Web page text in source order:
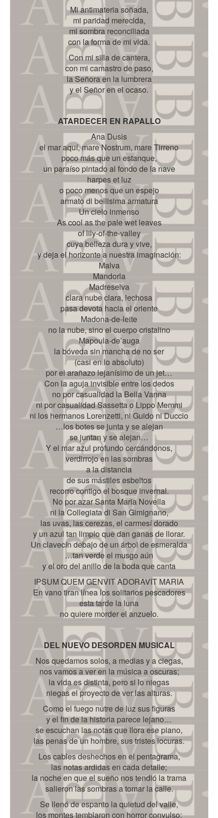
Mi antimateria soñada,
mi paridad merecida,
mi sombra reconciliada
con la forma de mi vida.
Con mi silla de cantera,
con mi camastro de paso,
la Señora en la lumbrera
y el Señor en el ocaso.
ATARDECER EN RAPALLO
Ana Dusis
el mar aquí, mare Nostrum, mare Tirreno
poco más que un estanque,
un paraíso pintado al fondo de la nave
harpes et luz
o poco menos que un espejo
armato di bellisima armatura
Un cielo inmenso
As cool as the pale wet leaves
of lily-of-the-valley
cuya belleza dura y vive,
y deja el horizonte a nuestra imaginación:
Malva
Mandorla
Madreselva
clara nube clara, lechosa
pasa devota hacia el oriente
Madona-de-leite
no la nube, sino el cuerpo cristalino
Mapoula-de’auga
la bóveda sin mancha de no ser
(casi en lo absoluto)
por el arañazo lejanísimo de un jet…
Con la aguja invisible entre los dedos
no por casualidad la Bella Vanna
ni por casualidad Sassetta o Lippo Memmi
ni los hermanos Lorenzetti, ni Guido ni Duccio
…los botes se junta y se alejan
se juntan y se alejan…
Y el mar azul profundo cercándonos,
verdirrojo en las sombras
a la distancia
de sus mástiles esbeltos
recorro contigo el bosque invernal.
No por azar Santa Maria Novella
ni la Collegiata di San Gimignano,
las uvas, las cerezas, el carmesí dorado
y un azul tan limpio que dan ganas de llorar.
Un clavecín debajo de un árbol de esmeralda
…tan verde el musgo aún
y el oro del anillo de la boda que canta
IPSUM QUEM GENVIT ADORAVIT MARIA
En vano tiran línea los solitarios pescadores
esta tarde la luna
no quiere morder el anzuelo.
DEL NUEVO DESORDEN MUSICAL
Nos quedamos solos, a medias y a ciegas,
nos vamos a ver en la música a oscuras;
la vida es distinta, pero si lo niegas
niegas el proyecto de ver las alturas.
Como el fuego nutre de luz sus figuras
y el fin de la historia parece lejano…
se escuchan las notas que llora ese piano,
las penas de un hombre, sus tristes locuras.
Los cables deshechos en el pentagrama,
las notas ardidas en cada detalle;
la noche en que el sueño nos tendió la trama
salieron las sombras a tomar la calle.
Se llenó de espanto la quietud del valle,
los montes temblaron con horror convulso: